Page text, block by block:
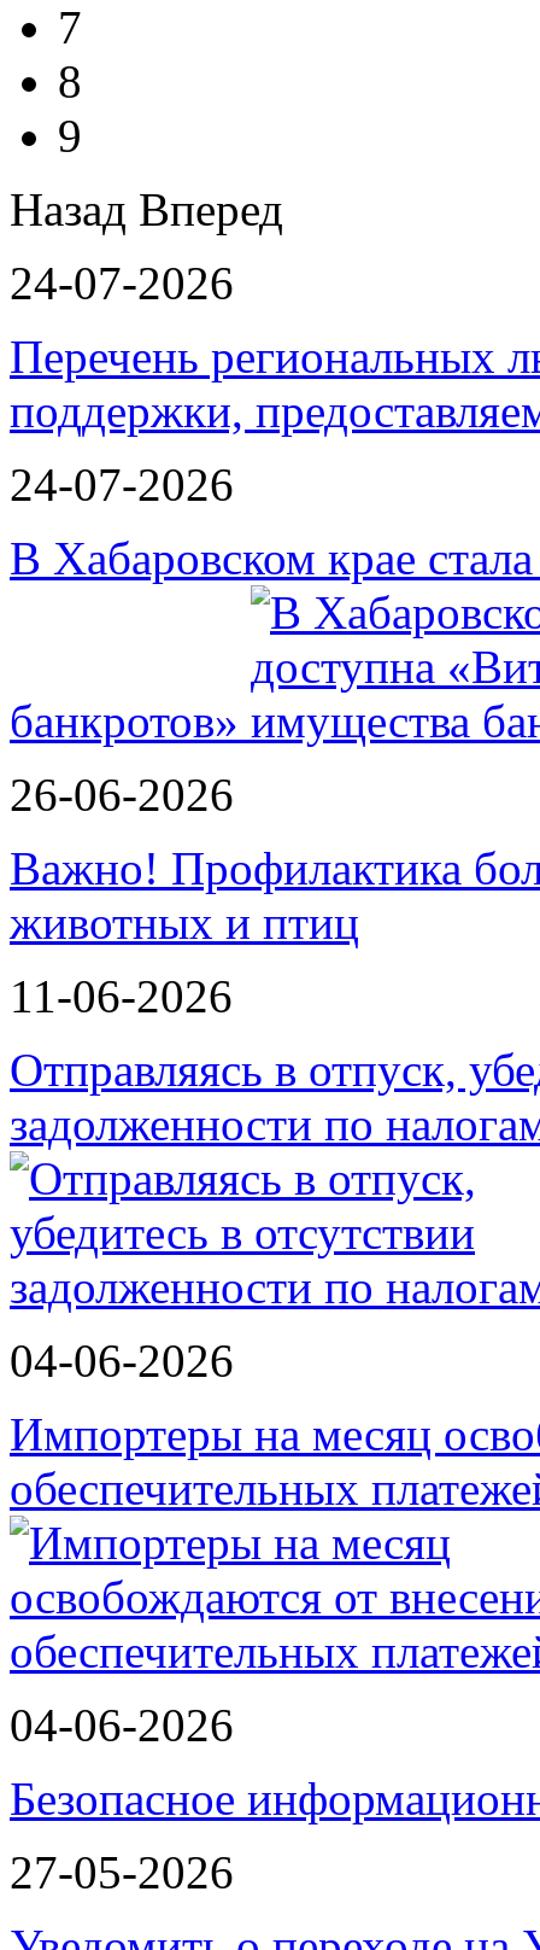
7
8
9
Назад Вперед
24-07-2026
Перечень региональных
поддержки,
24-07-2026
В Хабаровском крае
банкротов»
26-06-2026
Важно! Профилактика
животных и птиц
11-06-2026
Отправляясь в отпуск,
задолженности по
04-06-2026
Импортеры на месяц
обеспечительных
04-06-2026
Безопасное
27-05-2026